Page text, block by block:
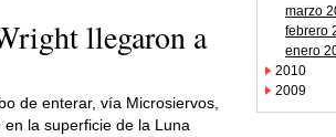
llegaron a
de enterar, vía Microsiervos,
la superficie de la Luna
marzo
febrero
enero
2010
2009